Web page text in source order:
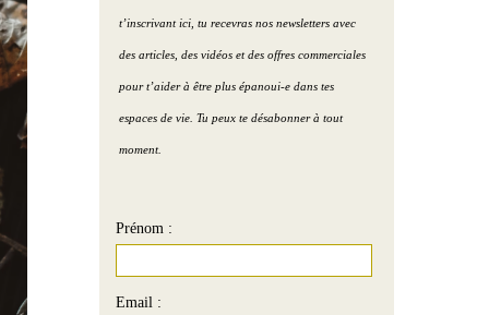
Humain
Terre
Portrait 7 : Le show-room
de Paul
Purifier la maison avec le
sel de mer ( Podcast )
t’inscrivant ici, tu recevras nos newsletters avec
des articles, des vidéos et des offres commerciales
pour t’aider à être plus épanoui-e dans tes
espaces de vie. Tu peux te désabonner à tout
moment.
Prénom :
Email :